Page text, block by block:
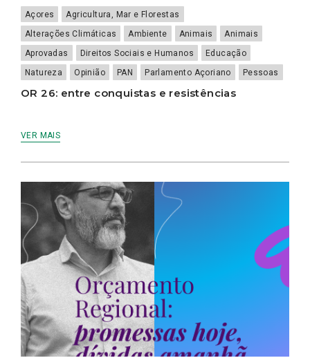
Açores
Agricultura, Mar e Florestas
Alterações Climáticas
Ambiente Animais
Animais
Aprovadas
Direitos Sociais e Humanos
Educação
Natureza
Opinião PAN Parlamento Açoriano Pessoas
OR 26: entre conquistas e resistências
VER MAIS